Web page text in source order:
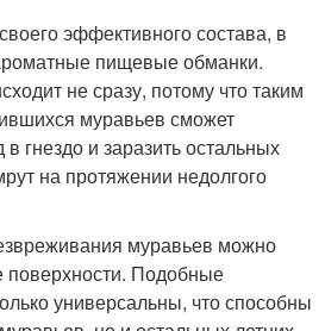
эффективного состава, в
пищевые обманки.
не сразу, потому что таким
муравьев сможет
гнездо и заразить остальных
на протяжении недолгого
муравьев можно
поверхности. Подобные
универсальны, что способны